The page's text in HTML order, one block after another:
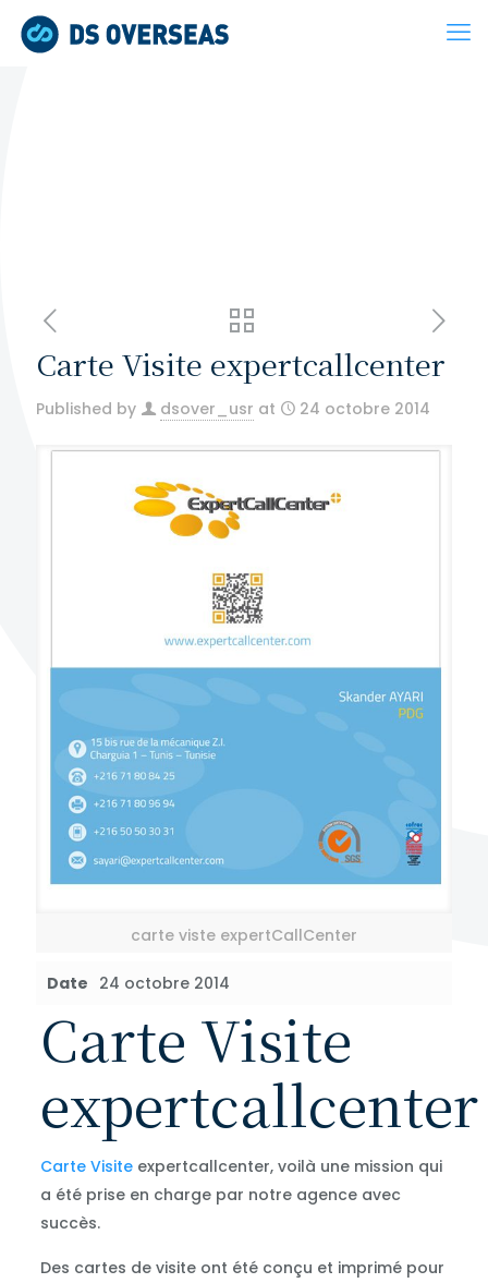
Carte Visite expertcallcenter
Published by dsover_usr at 24 octobre 2014
carte viste expertCallCenter
Date 24 octobre 2014
Carte Visite
expertcallcenter
Carte Visiteexpertcallcenter, voilà une mission qui
a été prise en charge par notre agence avec
succès.
Des cartes de visite ont été conçu et imprimé pour